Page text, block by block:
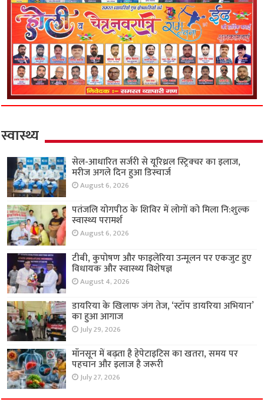
स्वास्थ्य
सेल-आधारित सर्जरी से यूरिथ्रल स्ट्रिक्चर का इलाज,
मरीज अगले दिन हुआ डिस्चार्ज
August 6, 2026
पतंजलि योगपीठ के शिविर में लोगों को मिला नि:शुल्क
स्वास्थ्य परामर्श
August 6, 2026
टीबी, कुपोषण और फाइलेरिया उन्मूलन पर एकजुट हुए
विधायक और स्वास्थ्य विशेषज्ञ
August 4, 2026
डायरिया के खिलाफ जंग तेज, ‘स्टॉप डायरिया अभियान’
का हुआ आगाज
July 29, 2026
मॉनसून में बढ़ता है हेपेटाइटिस का खतरा, समय पर
पहचान और इलाज है जरूरी
July 27, 2026